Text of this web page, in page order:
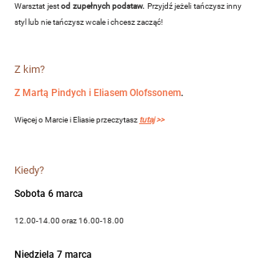
Warsztat jest od zupełnych podstaw. Przyjdź jeżeli tańczysz inny
styl lub nie tańczysz wcale i chcesz zacząć!
Z kim?
Z Martą Pindych i Eliasem Olofssonem.
Więcej o Marcie i Eliasie przeczytasz tutaj >>
Kiedy?
Sobota 6 marca ​
12.00-14.00 oraz 16.00-18.00
Niedziela 7 marca